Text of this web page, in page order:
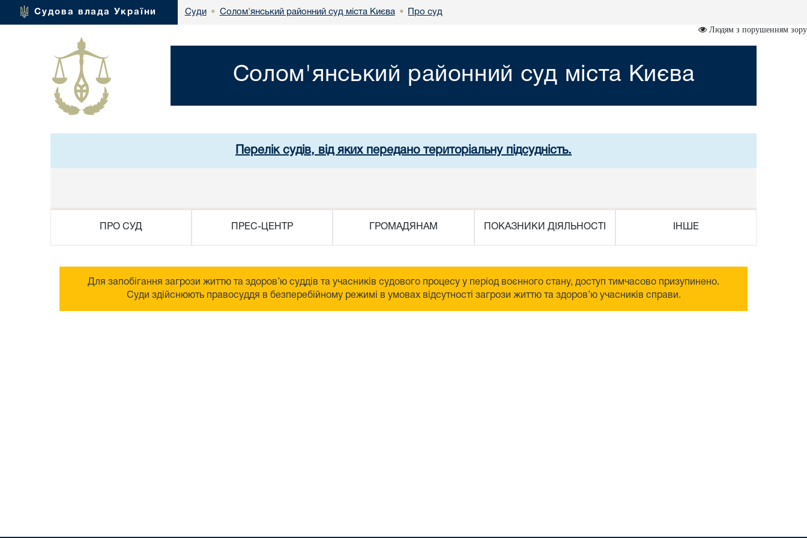
Судова влада України Суди • Солом'янський районний суд міста Києва • Про суд
Людям з порушенням зору
Солом'янський районний суд міста Києва
Перелік судів, від яких передано територіальну підсудність.
ПРО СУД ПРЕС-ЦЕНТР ГРОМАДЯНАМ ПОКАЗНИКИ ДІЯЛЬНОСТІ ІНШЕ
Для запобігання загрози життю та здоров’ю суддів та учасників судового процесу у період воєнного стану, доступ тимчасово призупинено.
Суди здійснюють правосуддя в безперебійному режимі в умовах відсутності загрози життю та здоров’ю учасників справи.